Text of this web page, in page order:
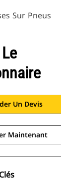
Sur Pneus
Un Devis
Maintenant